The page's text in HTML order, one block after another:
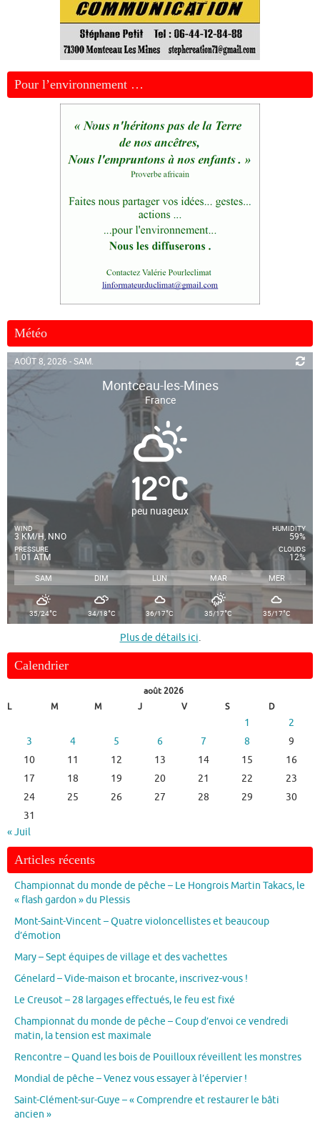
Pour l’environnement …
Météo
AOÛT 8, 2026 - SAM.
Montceau-les-Mines
France
12°C
peu nuageux
WIND
3 KM/H, NNO
PRESSURE
1.01 ATM
HUMIDITY
59%
CLOUDS
12%
SAM DIM LUN MAR MER
35/24°C 34/18°C 36/17°C 35/17°C 35/17°C
Plus de détails ici.
Calendrier
août 2026
L
M M J V S D
1
2
3
4 5 6 7 8
9
10
11 12 13 14 15
16
17
18 19 20 21 22
23
24
25 26 27 28 29
30
31
« Juil
Articles récents
Championnat du monde de pêche – Le Hongrois Martin Takacs, le
« flash gardon » du Plessis
Mont-Saint-Vincent – Quatre violoncellistes et beaucoup
d’émotion
Mary – Sept équipes de village et des vachettes
Génelard – Vide-maison et brocante, inscrivez-vous !
Le Creusot – 28 largages effectués, le feu est fixé
Championnat du monde de pêche – Coup d’envoi ce vendredi
matin, la tension est maximale
Rencontre – Quand les bois de Pouilloux réveillent les monstres
Mondial de pêche – Venez vous essayer à l’épervier !
Saint-Clément-sur-Guye – « Comprendre et restaurer le bâti
ancien »